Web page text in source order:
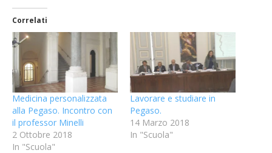
Correlati
Medicina personalizzata
alla Pegaso. Incontro con
il professor Minelli
2 Ottobre 2018
In "Scuola"
Lavorare e studiare in
Pegaso.
14 Marzo 2018
In "Scuola"